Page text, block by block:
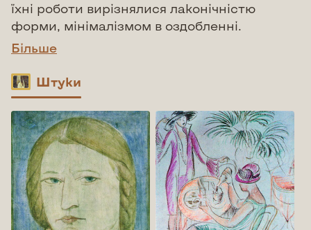
їхні роботи вирізнялися лаконічністю
форми, мінімалізмом в оздобленні.
Більше
Штуки